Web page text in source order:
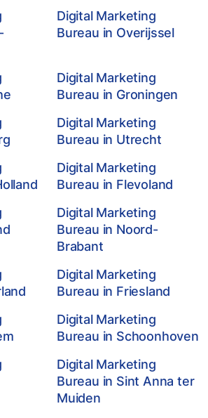
Digital Marketing
Bureau in Overijssel
Digital Marketing
Bureau in Groningen
Digital Marketing
Bureau in Utrecht
Digital Marketing
Bureau in Flevoland
Digital Marketing
Bureau in Noord-
Brabant
Digital Marketing
Bureau in Friesland
Digital Marketing
Bureau in Schoonhoven
Digital Marketing
Bureau in Sint Anna ter
Muiden